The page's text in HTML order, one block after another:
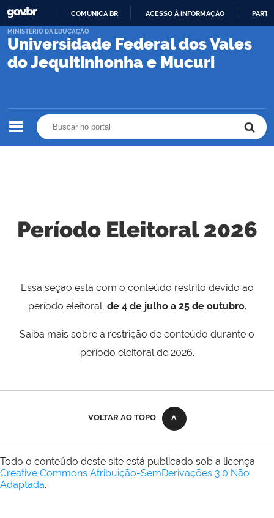
PARA
CONTEÚDO
COMUNICA BR ACESSO À INFORMAÇÃO
Universidade Federal dos Vales
do Jequitinhonha e Mucuri
MINISTÉRIO DA EDUCAÇÃO
Período Eleitoral 2026
Essa seção está com o conteúdo restrito devido ao
período eleitoral, de 4 de julho a 25 de outubro.
Saiba mais sobre a restrição de conteúdo durante o
período eleitoral de 2026.
VOLTAR AO TOPO
Todo o conteúdo deste site está publicado sob a licença
Creative Commons Atribuição-SemDerivações 3.0 Não
Adaptada.